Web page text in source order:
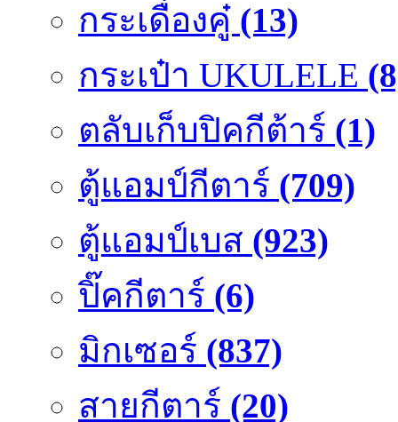
กระเดื่องคู๋ (13)
กระเป๋า UKULELE
ตลับเก็บปิคกีต้าร์ (1)
ตู้แอมป์กีตาร์ (709)
ตู้แอมป์เบส (923)
ปิ๊คกีตาร์ (6)
มิกเซอร์ (837)
สายกีตาร์ (20)